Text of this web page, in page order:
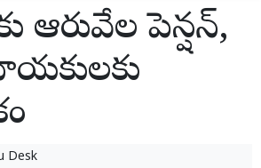
ఆరువేల పెన్షన్,
Desk